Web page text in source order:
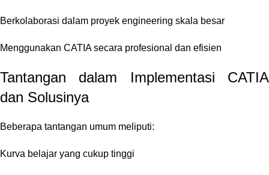
Berkolaborasi dalam proyek engineering skala besar
Menggunakan CATIA secara profesional dan efisien
Tantangan dalam Implementasi CATIA
dan Solusinya
Beberapa tantangan umum meliputi:
Kurva belajar yang cukup tinggi